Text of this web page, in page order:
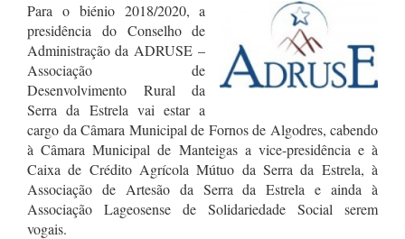
Para o biénio 2018/2020, a
presidência do Conselho de
Administração da ADRUSE –
Associação de
Desenvolvimento Rural da
Serra da Estrela vai estar a
cargo da Câmara Municipal de Fornos de Algodres, cabendo
à Câmara Municipal de Manteigas a vice-presidência e à
Caixa de Crédito Agrícola Mútuo da Serra da Estrela, à
Associação de Artesão da Serra da Estrela e ainda à
Associação Lageosense de Solidariedade Social serem
vogais.